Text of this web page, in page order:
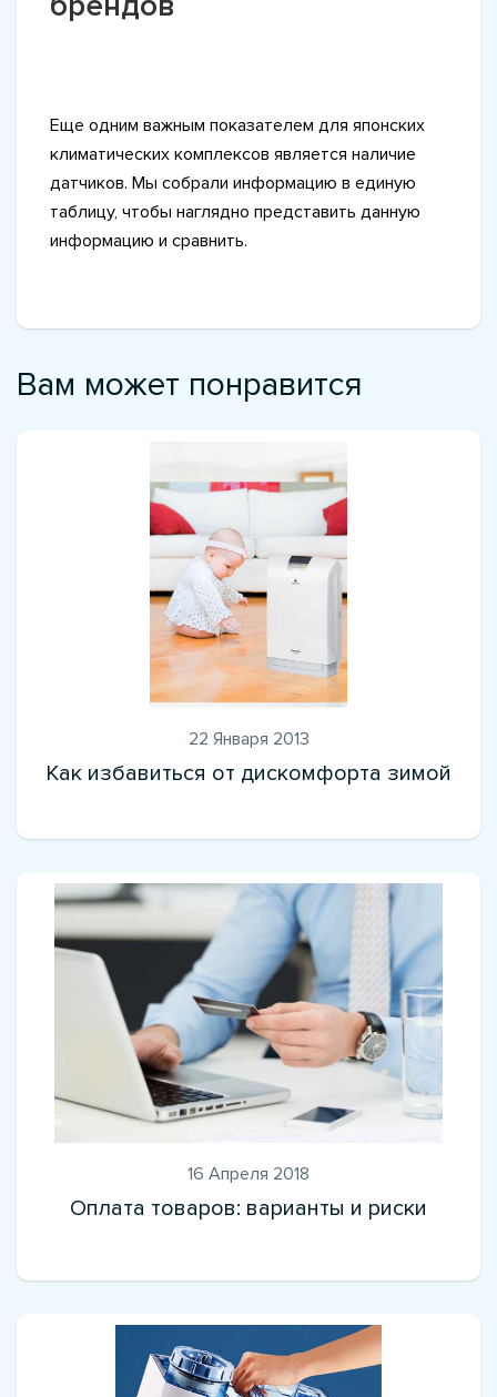
Еще одним важным показателем для японских
климатических комплексов является наличие
датчиков. Мы собрали информацию в единую
таблицу, чтобы наглядно представить данную
информацию и сравнить.
Вам может понравится
22 Января 2013
Как избавиться от дискомфорта зимой
16 Апреля 2018
Оплата товаров: варианты и риски